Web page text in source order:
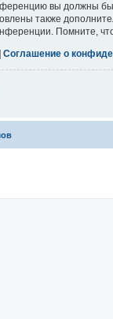
вы должны
также
Помните,
Соглашение о